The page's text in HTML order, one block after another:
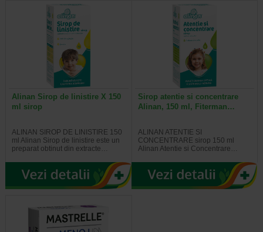
Alinan Sirop de linistire X 150
ml sirop
ALINAN SIROP DE LINISTIRE 150
ml Alinan Sirop de linistire este un
preparat obtinut din extracte…
Sirop atentie si concentrare
Alinan, 150 ml, Fiterman…
ALINAN ATENTIE SI
CONCENTRARE sirop 150 ml
Alinan Atentie si Concentrare…